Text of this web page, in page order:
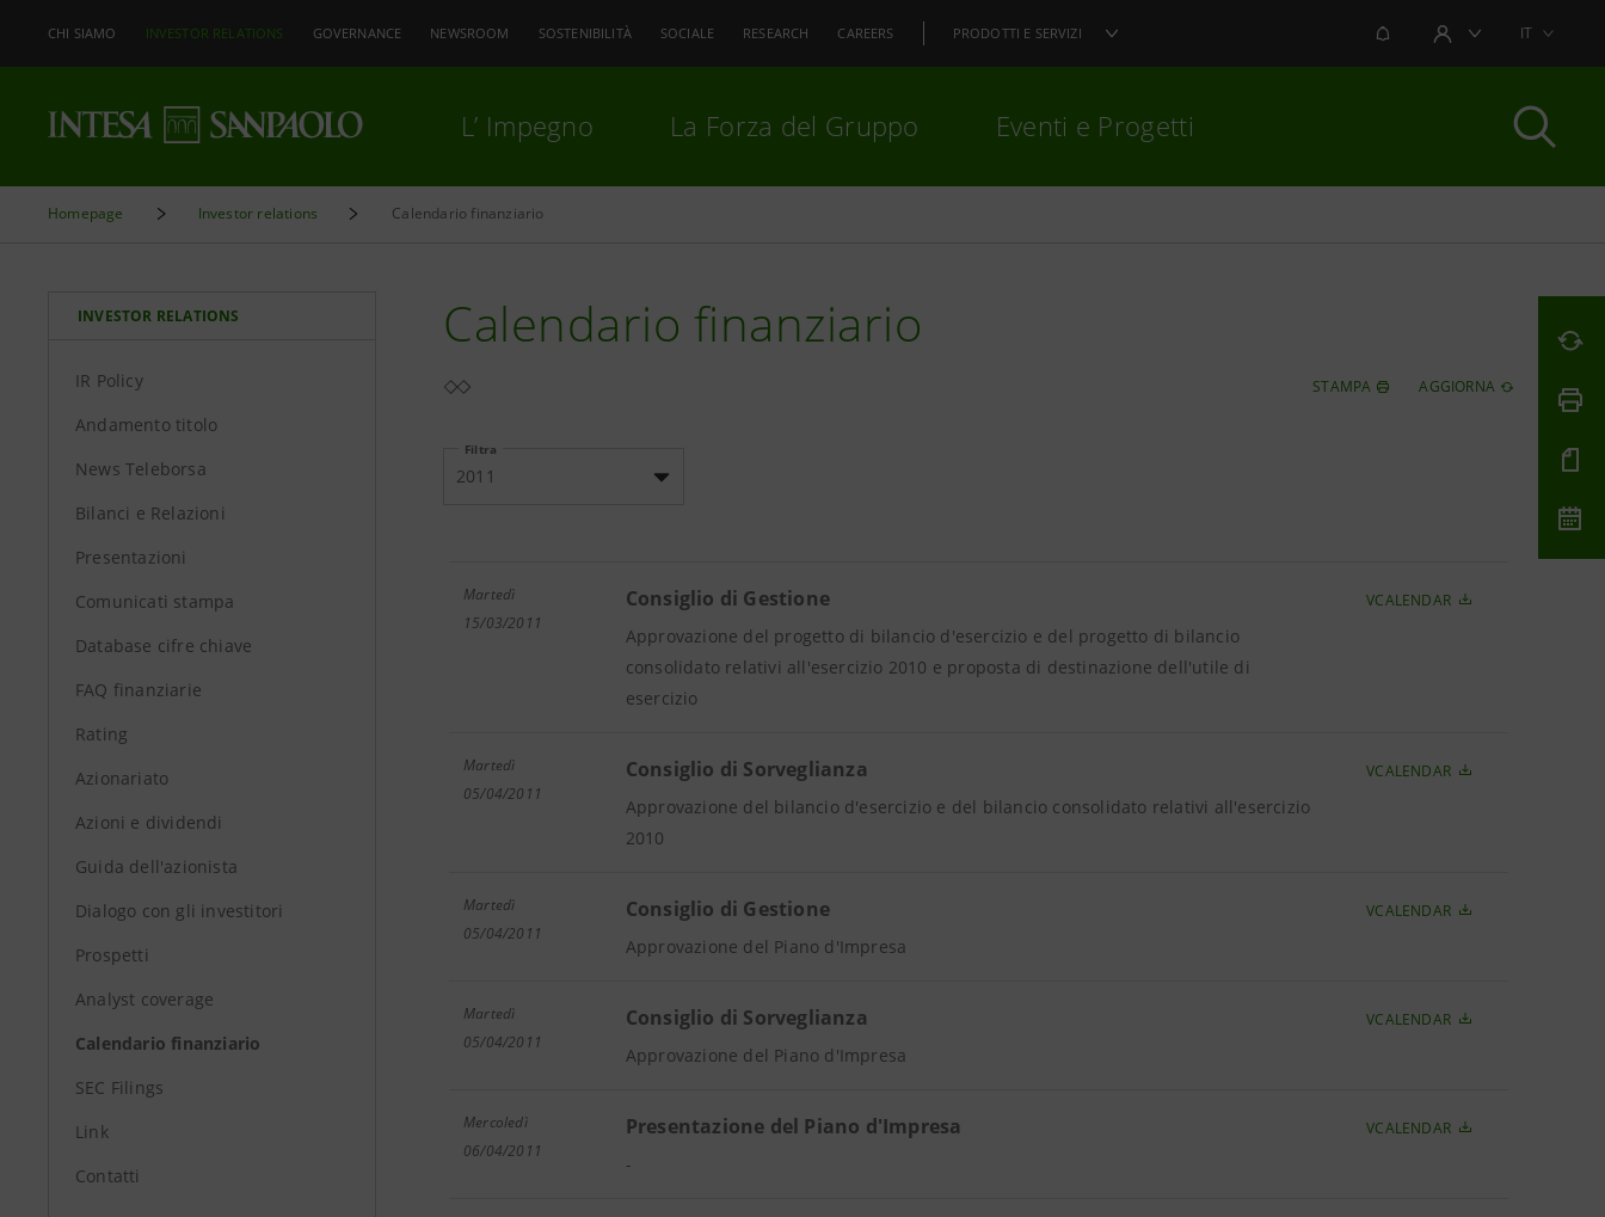
CHI SIAMO INVESTOR RELATIONS GOVERNANCE NEWSROOM SOSTENIBILITÀ SOCIALE RESEARCH CAREERS PRODOTTI E SERVIZI NOTIFICHEAREA UTENTEIT
L’ Impegno La Forza del Gruppo Eventi e Progetti
Homepage Investor relations Calendario finanziario
INVESTOR RELATIONS
IR Policy
Andamento titolo
News Teleborsa
Bilanci e Relazioni
Presentazioni
Comunicati stampa
Database cifre chiave
FAQ finanziarie
Rating
Azionariato
Azioni e dividendi
Guida dell'azionista
Dialogo con gli investitori
Prospetti
Analyst coverage
Calendario finanziario
SEC Filings
Link
Contatti
Calendario finanziario
STAMPA AGGIORNA
Filtra
2011
Martedì
15/03/2011
Consiglio di Gestione
Approvazione del progetto di bilancio d'esercizio e del progetto di bilancio
consolidato relativi all'esercizio 2010 e proposta di destinazione dell'utile di
esercizio
VCALENDAR
Martedì
05/04/2011
Consiglio di Sorveglianza
Approvazione del bilancio d'esercizio e del bilancio consolidato relativi all'esercizio
2010
VCALENDAR
Martedì
05/04/2011
Consiglio di Gestione
Approvazione del Piano d'Impresa
VCALENDAR
Martedì
05/04/2011
Consiglio di Sorveglianza
Approvazione del Piano d'Impresa
VCALENDAR
Mercoledì
06/04/2011
Presentazione del Piano d'Impresa
-
VCALENDAR